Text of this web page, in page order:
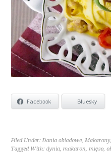
Facebook Bluesky
Filed Under:Dania obiadowe,Makarony
Tagged With:dynia,makaron,mięso,